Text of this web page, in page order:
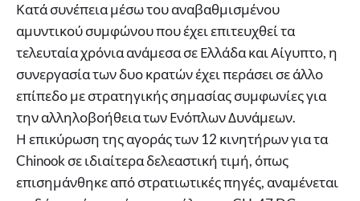
Κατά συνέπεια μέσω του αναβαθμισμένου
αμυντικού συμφώνου που έχει επιτευχθεί τα
τελευταία χρόνια ανάμεσα σε Ελλάδα και Αίγυπτο, η
συνεργασία των δυο κρατών έχει περάσει σε άλλο
επίπεδο με στρατηγικής σημασίας συμφωνίες για
την αλληλοβοήθεια των Ενόπλων Δυνάμεων.
Η επικύρωση της αγοράς των 12 κινητήρων για τα
Chinook σε ιδιαίτερα δελεαστική τιμή, όπως
επισημάνθηκε από στρατιωτικές πηγές, αναμένεται